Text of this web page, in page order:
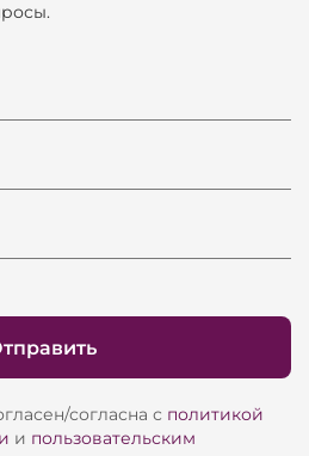
согласна с политикой
и пользовательским